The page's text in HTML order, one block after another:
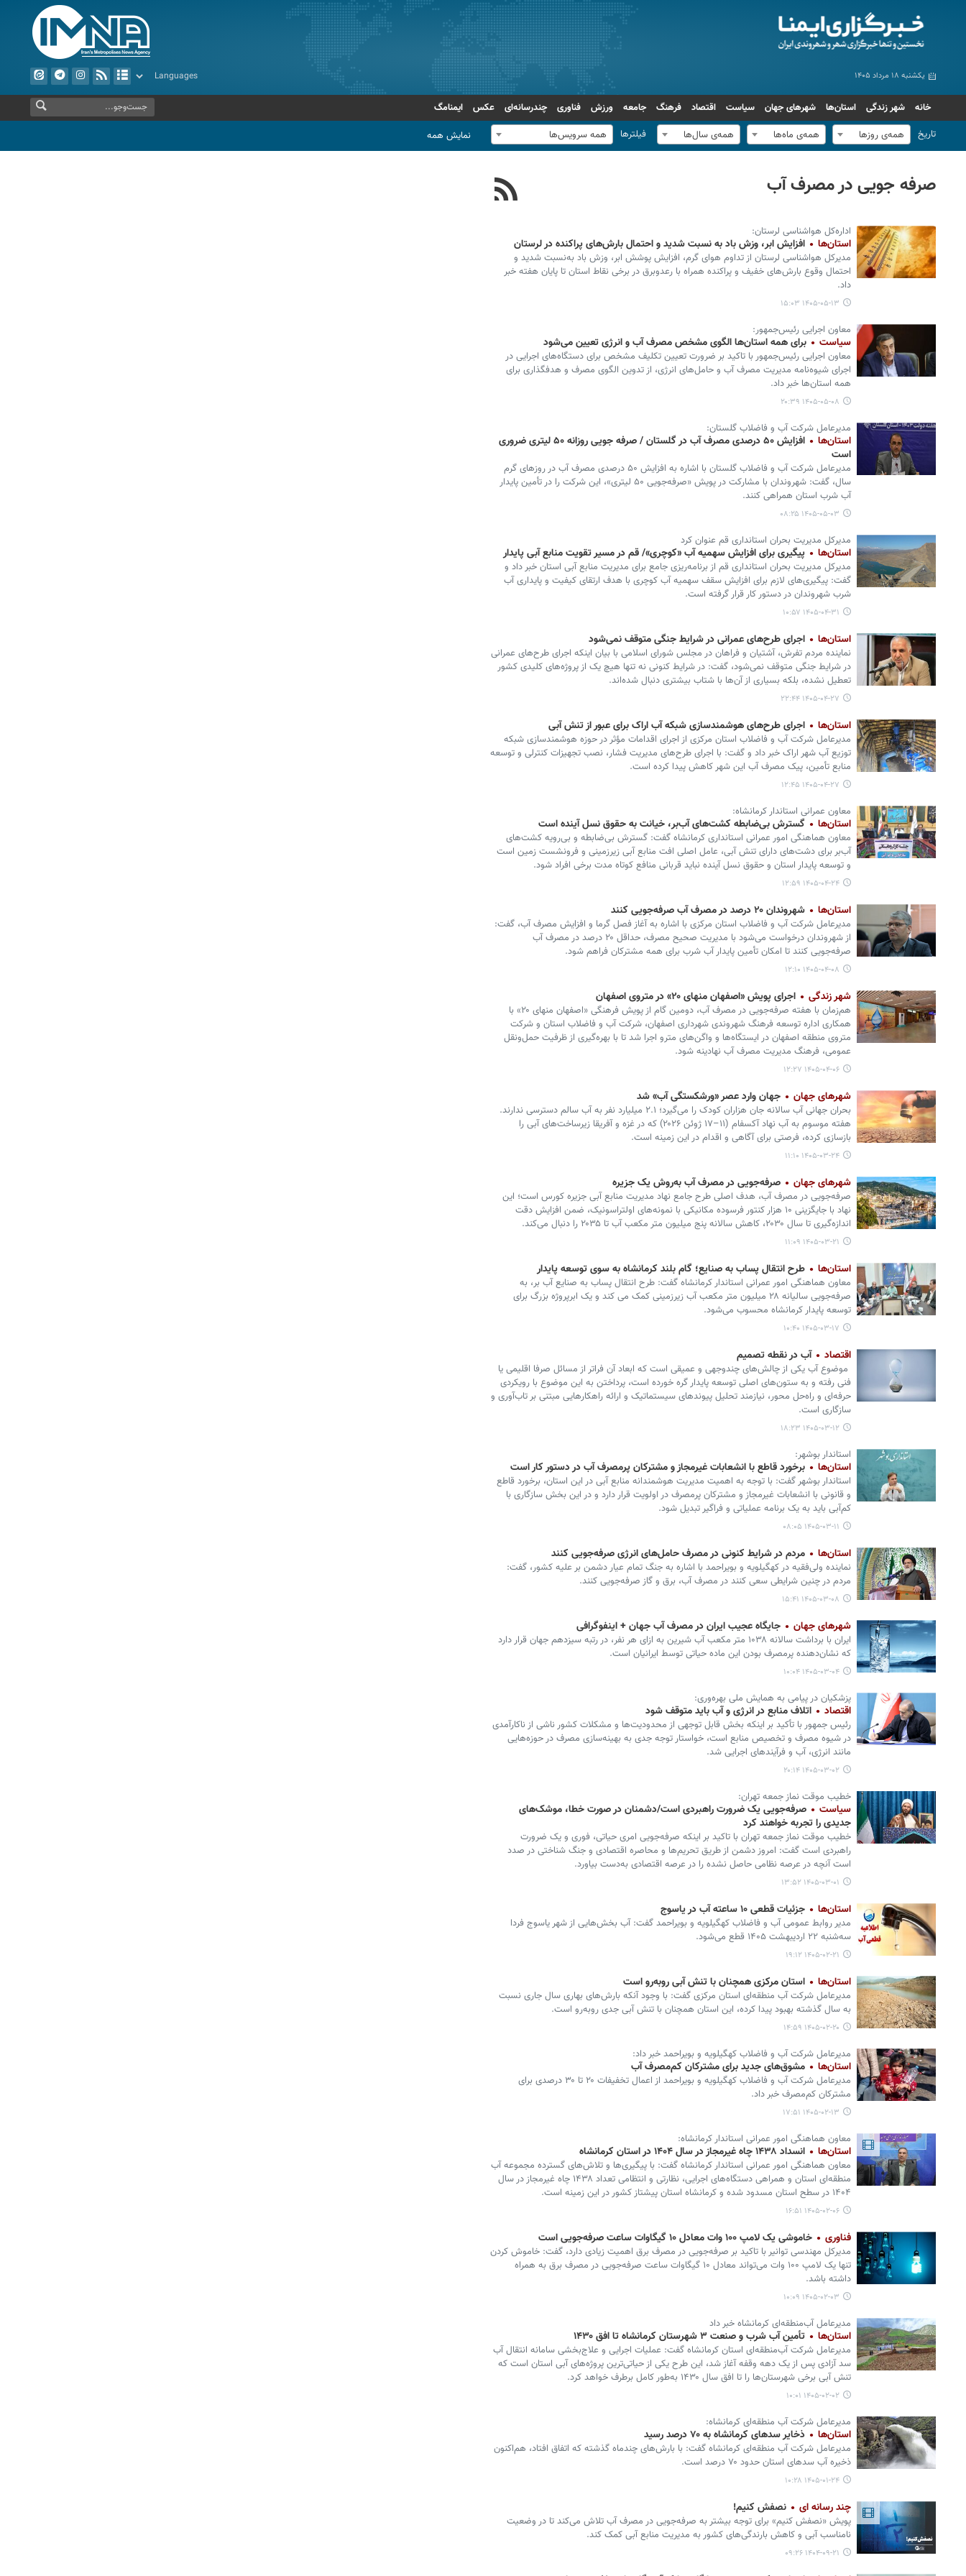
یکشنبه ۱۸ مرداد ۱۴۰۵
خانه شهر زندگی استان‌ها شهرهای جهان سیاست اقتصاد فرهنگ جامعه ورزش فناوری چندرسانه‌ای عکس
ایمنامگ
تاریخ
همه‌ی روزها همه‌ی ماه‌ها همه‌ی سال‌ها فیلترها همه سرویس‌ها نمایش همه
صرفه جویی در مصرف آب
اداره‌کل هواشناسی لرستان:
استان‌ها افزایش ابر، وزش باد به نسبت شدید و احتمال بارش‌های پراکنده در لرستان
مدیرکل هواشناسی لرستان از تداوم هوای گرم، افزایش پوشش ابر، وزش باد به‌نسبت شدید و
احتمال وقوع بارش‌های خفیف و پراکنده همراه با رعدوبرق در برخی نقاط استان تا پایان هفته خبر
داد.
۱۴۰۵-۰۵-۱۳ ۱۵:۰۳
معاون اجرایی رئیس‌جمهور:
سیاست برای همه استان‌ها الگوی مشخص مصرف آب و انرژی تعیین می‌شود
معاون اجرایی رئیس‌جمهور با تاکید بر ضرورت تعیین تکلیف مشخص برای دستگاه‌های اجرایی در
اجرای شیوه‌نامه مدیریت مصرف آب و حامل‌های انرژی، از تدوین الگوی مصرف و هدفگذاری برای
همه استان‌ها خبر داد.
۱۴۰۵-۰۵-۰۸ ۲۰:۳۹
مدیرعامل شرکت آب و فاضلاب گلستان:
استان‌ها
افزایش ۵۰ درصدی مصرف آب در گلستان / صرفه جویی روزانه ۵۰ لیتری ضروری
است
مدیرعامل شرکت آب و فاضلاب گلستان با اشاره به افزایش ۵۰ درصدی مصرف آب در روزهای گرم
سال، گفت: شهروندان با مشارکت در پویش «صرفه‌جویی ۵۰ لیتری»، این شرکت را در تأمین پایدار
آب شرب استان همراهی کنند.
۱۴۰۵-۰۵-۰۳ ۰۸:۲۵
مدیرکل مدیریت بحران استانداری قم عنوان کرد
استان‌ها پیگیری برای افزایش سهمیه آب «کوچری»/ قم در مسیر تقویت منابع آبی پایدار
مدیرکل مدیریت بحران استانداری قم از برنامه‌ریزی جامع برای مدیریت منابع آبی استان خبر داد و
گفت: پیگیری‌های لازم برای افزایش سقف سهمیه آب کوچری با هدف ارتقای کیفیت و پایداری آب
شرب شهروندان در دستور کار قرار گرفته است.
۱۴۰۵-۰۴-۳۱ ۱۰:۵۷
استان‌ها اجرای طرح‌های عمرانی در شرایط جنگی متوقف نمی‌شود
نماینده مردم تفرش، آشتیان و فراهان در مجلس شورای اسلامی با بیان اینکه اجرای طرح‌های عمرانی
در شرایط جنگی متوقف نمی‌شود، گفت: در شرایط کنونی نه تنها هیچ یک از پروژه‌های کلیدی کشور
تعطیل نشده، بلکه بسیاری از آن‌ها با شتاب بیشتری دنبال شده‌اند.
۱۴۰۵-۰۴-۲۷ ۲۲:۴۴
استان‌ها اجرای طرح‌های هوشمندسازی شبکه آب اراک برای عبور از تنش آبی
مدیرعامل شرکت آب و فاضلاب استان مرکزی از اجرای اقدامات مؤثر در حوزه هوشمندسازی شبکه
توزیع آب شهر اراک خبر داد و گفت: با اجرای طرح‌های مدیریت فشار، نصب تجهیزات کنترلی و توسعه
منابع تأمین، پیک مصرف آب این شهر کاهش پیدا کرده است.
۱۴۰۵-۰۴-۲۷ ۱۲:۴۵
معاون عمرانی استاندار کرمانشاه:
استان‌ها گسترش بی‌ضابطه کشت‌های آب‌بر، خیانت به حقوق نسل آینده است
معاون هماهنگی امور عمرانی استانداری کرمانشاه گفت: گسترش بی‌ضابطه و بی‌رویه کشت‌های
آب‌بر برای دشت‌های دارای تنش آبی، عامل اصلی افت منابع آبی زیرزمینی و فرونشست زمین است
و توسعه پایدار استان و حقوق نسل آینده نباید قربانی منافع کوتاه مدت برخی افراد شود.
۱۴۰۵-۰۴-۲۴ ۱۲:۵۹
استان‌ها شهروندان ۲۰ درصد در مصرف آب صرفه‌جویی کنند
مدیرعامل شرکت آب و فاضلاب استان مرکزی با اشاره به آغاز فصل گرما و افزایش مصرف آب، گفت:
از شهروندان درخواست می‌شود با مدیریت صحیح مصرف، حداقل ۲۰ درصد در مصرف آب
صرفه‌جویی کنند تا امکان تأمین پایدار آب شرب برای همه مشترکان فراهم شود.
۱۴۰۵-۰۴-۰۸ ۱۲:۱۰
شهر زندگی اجرای پویش «اصفهان منهای ۲۰» در متروی اصفهان
هم‌زمان با هفته صرفه‌جویی در مصرف آب، دومین گام از پویش فرهنگی «اصفهان منهای ۲۰» با
همکاری اداره توسعه فرهنگ شهروندی شهرداری اصفهان، شرکت آب و فاضلاب استان و شرکت
متروی منطقه اصفهان در ایستگاه‌ها و واگن‌های مترو اجرا شد تا با بهره‌گیری از ظرفیت حمل‌ونقل
عمومی، فرهنگ مدیریت مصرف آب نهادینه شود.
۱۴۰۵-۰۴-۰۶ ۱۲:۲۷
شهرهای جهان جهان وارد عصر «ورشکستگی آب» شد
بحران جهانی آب سالانه جان هزاران کودک را می‌گیرد؛ ۲.۱ میلیارد نفر به آب سالم دسترسی ندارند.
هفته موسوم به آب نهاد آکسفام (۱۱–۱۷ ژوئن ۲۰۲۶) که در غزه و آفریقا زیرساخت‌های آبی را
بازسازی کرده، فرصتی برای آگاهی و اقدام در این زمینه است.
۱۴۰۵-۰۳-۲۴ ۱۱:۱۰
شهرهای جهان صرفه‌جویی در مصرف آب به‌روش یک جزیره
صرفه‌جویی در مصرف آب، هدف اصلی طرح جامع نهاد مدیریت منابع آبی جزیره کورس است؛ این
نهاد با جایگزینی ۱۰ هزار کنتور فرسوده مکانیکی با نمونه‌های اولتراسونیک، ضمن افزایش دقت
اندازه‌گیری تا سال ۲۰۳۰، کاهش سالانه پنج میلیون متر مکعب آب تا ۲۰۳۵ را دنبال می‌کند.
۱۴۰۵-۰۳-۲۱ ۱۱:۰۹
استان‌ها طرح انتقال پساب به صنایع؛ گام بلند کرمانشاه به سوی توسعه پایدار
معاون هماهنگی امور عمرانی استاندار کرمانشاه گفت: طرح انتقال پساب به صنایع آب بر، به
صرفه‌جویی سالیانه ۲۸ میلیون متر مکعب آب زیرزمینی کمک می کند و یک ابرپروژه بزرگ برای
توسعه پایدار کرمانشاه محسوب می‌شود.
۱۴۰۵-۰۳-۱۷ ۱۰:۴۰
اقتصاد آب در نقطه تصمیم
موضوع آب یکی از چالش‌های چندوجهی و عمیقی است که ابعاد آن فراتر از مسائل صرفا اقلیمی یا
فنی رفته و به ستون‌های اصلی توسعه پایدار گره خورده است، پرداختن به این موضوع با رویکردی
حرفه‌ای و راه‌حل ‌محور، نیازمند تحلیل پیوندهای سیستماتیک و ارائه راهکارهایی مبتنی بر تاب‌آوری و
سازگاری است.
۱۴۰۵-۰۳-۱۲ ۱۸:۲۳
استاندار بوشهر:
استان‌ها برخورد قاطع با انشعابات غیرمجاز و مشترکان پرمصرف آب در دستور کار است
استاندار بوشهر گفت: با توجه به اهمیت مدیریت هوشمندانه منابع آبی در این استان، برخورد قاطع
و قانونی با انشعابات غیرمجاز و مشترکان پرمصرف در اولویت قرار دارد و در این بخش سازگاری با
کم‌آبی باید به یک برنامه عملیاتی و فراگیر تبدیل شود.
۱۴۰۵-۰۳-۱۱ ۰۸:۰۵
استان‌ها مردم در شرایط کنونی در مصرف حامل‌های انرژی صرفه‌جویی کنند
نماینده ولی‌فقیه در کهگیلویه و بویراحمد با اشاره به جنگ تمام عیار دشمن بر علیه کشور، گفت:
مردم در چنین شرایطی سعی کنند در مصرف آب، برق و گاز صرفه‌جویی کنند.
۱۴۰۵-۰۳-۰۸ ۱۵:۴۱
شهرهای جهان جایگاه عجیب ایران در مصرف آب جهان + اینفوگرافی
ایران با برداشت سالانه ۱۰۳۸ متر مکعب آب شیرین به ازای هر نفر، در رتبه سیزدهم جهان قرار دارد
که نشان‌دهنده پرمصرف بودن این ماده حیاتی توسط ایرانیان است.
۱۴۰۵-۰۳-۰۴ ۱۰:۰۴
پزشکیان در پیامی به همایش ملی بهره‌وری:
اقتصاد اتلاف منابع در انرژی و آب باید متوقف شود
رئیس جمهور با تأکید بر اینکه بخش قابل توجهی از محدودیت‌ها و مشکلات کشور ناشی از ناکارآمدی
در شیوه مصرف و تخصیص منابع است، خواستار توجه جدی به بهینه‌سازی مصرف در حوزه‌هایی
مانند انرژی، آب و فرآیندهای اجرایی شد.
۱۴۰۵-۰۳-۰۲ ۲۰:۱۴
خطیب موقت نماز جمعه تهران:
سیاست
صرفه‌جویی یک ضرورت راهبردی است/دشمنان در صورت خطا، موشک‌های
جدیدی را تجربه خواهند کرد
خطیب موقت نماز جمعه تهران با تاکید بر اینکه صرفه‌جویی امری حیاتی، فوری و یک ضرورت
راهبردی است گفت: امروز دشمن از طریق تحریم‌ها و محاصره اقتصادی و جنگ شناختی در صدد
است آنچه در عرصه نظامی حاصل نشده را در عرصه اقتصادی به‌دست بیاورد.
۱۴۰۵-۰۳-۰۱ ۱۳:۵۲
استان‌ها جزئیات قطعی ۱۰ ساعته آب در یاسوج
مدیر روابط عمومی آب و فاضلاب کهگیلویه و بویراحمد گفت: آب بخش‌هایی از شهر یاسوج فردا
سه‌شنبه ۲۲ اردیبهشت ۱۴۰۵ قطع می‌شود.
۱۴۰۵-۰۲-۲۱ ۱۹:۱۲
استان‌ها استان مرکزی همچنان با تنش آبی روبه‌رو است
مدیرعامل شرکت آب منطقه‌ای استان مرکزی گفت: با وجود آنکه بارش‌های بهاری سال جاری نسبت
به سال گذشته بهبود پیدا کرده، این استان همچنان با تنش آبی جدی روبه‌رو است.
۱۴۰۵-۰۲-۲۰ ۱۴:۵۹
مدیرعامل شرکت آب و فاضلاب کهگیلویه و بویراحمد خبر داد:
استان‌ها مشوق‌های جدید برای مشترکان کم‌مصرف آب
مدیرعامل شرکت آب و فاضلاب کهگیلویه و بویراحمد از اعمال تخفیفات ۲۰ تا ۳۰ درصدی برای
مشترکان کم‌مصرف خبر داد.
۱۴۰۵-۰۲-۱۳ ۱۷:۵۱
معاون هماهنگی امور عمرانی استاندار کرمانشاه:
استان‌ها انسداد ۱۴۳۸ چاه غیرمجاز در سال ۱۴۰۴ در استان کرمانشاه
معاون هماهنگی امور عمرانی استاندار کرمانشاه گفت: با پیگیری‌ها و تلاش‌های گسترده مجموعه آب
منطقه‌ای استان و همراهی دستگاه‌های اجرایی، نظارتی و انتظامی تعداد ۱۴۳۸ چاه غیرمجاز در سال
۱۴۰۴ در سطح استان مسدود شده و کرمانشاه استان پیشتاز کشور در این زمینه است.
۱۴۰۵-۰۲-۰۶ ۱۶:۵۱
فناوری خاموشی یک لامپ ۱۰۰ وات معادل ۱۰ گیگاوات ساعت صرفه‌جویی است
مدیرکل مهندسی توانیر با تاکید بر صرفه‌جویی در مصرف برق اهمیت زیادی دارد، گفت: خاموش کردن
تنها یک لامپ ۱۰۰ وات می‌تواند معادل ۱۰ گیگاوات ساعت صرفه‌جویی در مصرف برق به همراه
داشته باشد.
۱۴۰۵-۰۲-۰۳ ۱۰:۰۹
مدیرعامل آب‌منطقه‌ای کرمانشاه خبر داد
استان‌ها تأمین آب شرب و صنعت ۳ شهرستان کرمانشاه تا افق ۱۴۳۰
مدیرعامل شرکت آب‌منطقه‌ای استان کرمانشاه گفت: عملیات اجرایی و علاج‌بخشی سامانه انتقال آب
سد آزادی پس از یک دهه وقفه آغاز شد، این طرح یکی از حیاتی‌ترین پروژه‌های آبی استان است که
تنش آبی برخی شهرستان‌ها را تا افق سال ۱۴۳۰ به‌طور کامل برطرف خواهد کرد.
۱۴۰۵-۰۲-۰۲ ۱۰:۰۱
مدیرعامل شرکت آب منطقه‌ای کرمانشاه:
استان‌ها ذخایر سدهای کرمانشاه به ۷۰ درصد رسید
مدیرعامل شرکت آب منطقه‌ای کرمانشاه گفت: با بارش‌های چندماه گذشته که اتفاق افتاد، هم‌اکنون
ذخیره آب سدهای استان حدود ۷۰ درصد است.
۱۴۰۵-۰۱-۲۴ ۱۰:۲۸
چند رسانه ای نصفش کنیم!
پویش «نصفش کنیم» برای توجه بیشتر به صرفه‌جویی در مصرف آب تلاش می‌کند تا در وضعیت
نامناسب آبی و کاهش بارندگی‌های کشور به مدیریت منابع آبی کمک کند.
۱۴۰۴-۰۹-۲۱ ۰۹:۲۶